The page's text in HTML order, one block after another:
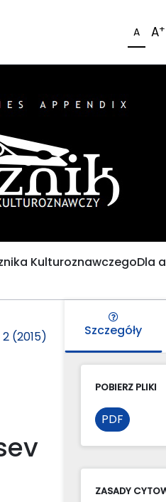
A A+
KulturoznawczegoDla
2 (2015) Szczegóły
POBIERZ PLIKI
PDF
ZASADY